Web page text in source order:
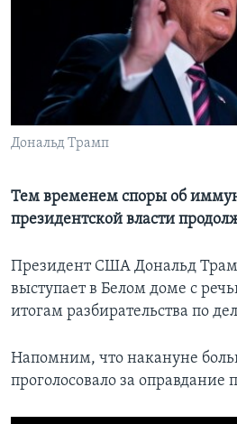
Learning English
СОЦИАЛЬНЫЕ СЕТИ
Дональд Трамп
Тем временем споры об
президентской власти
Президент США Дональд
выступает в Белом доме с
итогам разбирательства по
Напомним, что накануне
проголосовало за оправдание